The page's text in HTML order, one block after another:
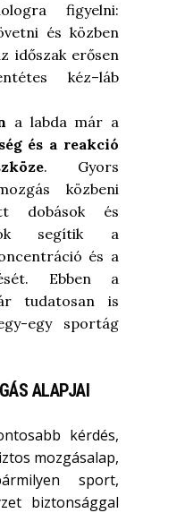
figyelni:
és közben
időszak erősen
kéz–láb
a labda már a
és a reakció
. Gyors
közbeni
dobások és
segítik a
és a
Ebben a
tudatosan is
egy sportág
ALAPJAI
kérdés,
mozgásalap,
sport,
biztonsággal